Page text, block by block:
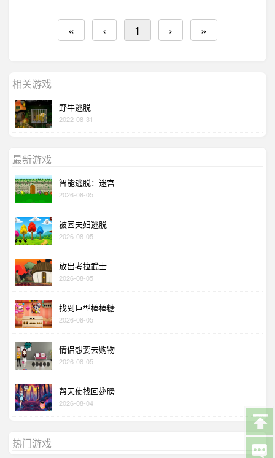
« ‹ 1 › »
相关游戏
野牛逃脱
2022-08-31
最新游戏
智能逃脱：迷宫
2026-08-05
被困夫妇逃脱
2026-08-05
放出考拉武士
2026-08-05
找到巨型棒棒糖
2026-08-05
情侣想要去购物
2026-08-05
帮天使找回翅膀
2026-08-04
热门游戏